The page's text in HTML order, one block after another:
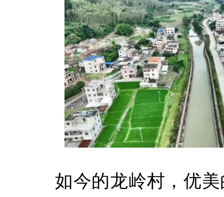
如今的龙岭村，优